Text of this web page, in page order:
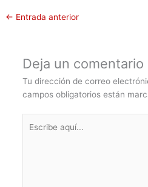
← Entrada anterior
Deja un comentario
Tu dirección de correo
campos obligatorios están
aquí...